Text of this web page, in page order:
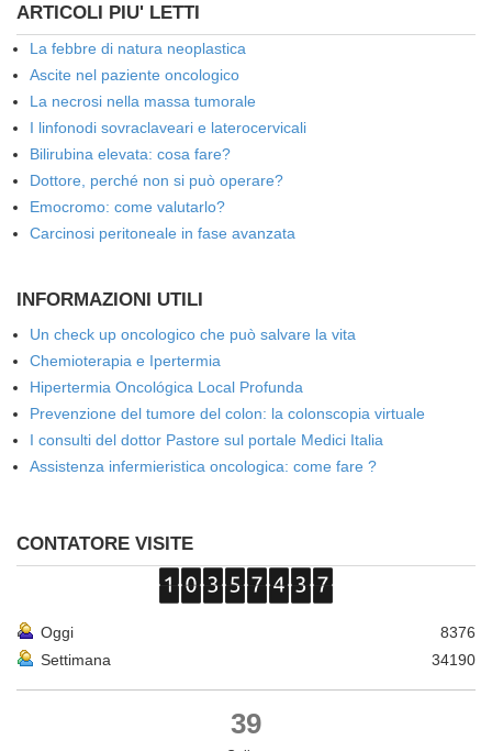
ARTICOLI PIU' LETTI
La febbre di natura neoplastica
Ascite nel paziente oncologico
La necrosi nella massa tumorale
I linfonodi sovraclaveari e laterocervicali
Bilirubina elevata: cosa fare?
Dottore, perché non si può operare?
Emocromo: come valutarlo?
Carcinosi peritoneale in fase avanzata
INFORMAZIONI UTILI
Un check up oncologico che può salvare la vita
Chemioterapia e Ipertermia
Hipertermia Oncológica Local Profunda
Prevenzione del tumore del colon: la colonscopia virtuale
I consulti del dottor Pastore sul portale Medici Italia
Assistenza infermieristica oncologica: come fare ?
CONTATORE VISITE
Oggi
8376
Settimana
34190
39